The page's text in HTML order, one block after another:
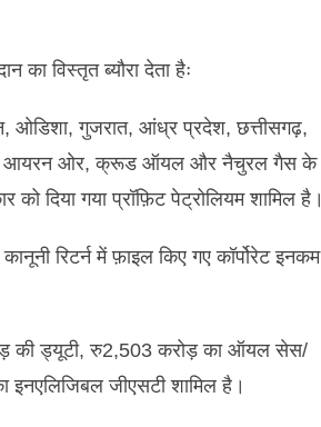
का विस्तृत ब्यौरा देता हैः
, ओडिशा,गुजरात, आंध्र प्रदेश,छत्तीसगढ़,
आयरन ओर,क्रूड ऑयल और नैचुरल गैस के
को दिया गया प्रॉफ़िट पेट्रोलियम शामिल है।
कानूनी रिटर्न में फ़ाइल किए गए कॉर्पोरेट इनकम
की ड्यूटी,रु2,503करोड़ का ऑयल सेस/
इनएलिजिबल जीएसटी शामिल है।